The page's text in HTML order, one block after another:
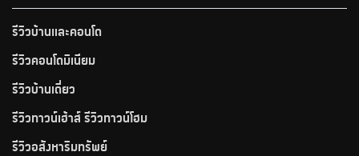
รีวิวบ้านและคอนโด
รีวิวคอนโดมิเนียม
รีวิวบ้านเดี่ยว
รีวิวทาวน์เฮ้าส์ รีวิวทาวน์โฮม
รีวิวอสังหาริมทรัพย์